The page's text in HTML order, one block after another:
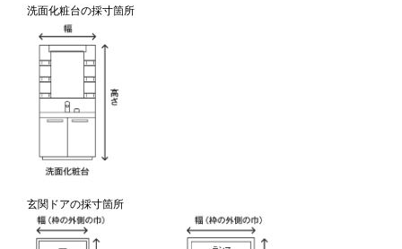
洗面化粧台の採寸箇所
玄関ドアの採寸箇所